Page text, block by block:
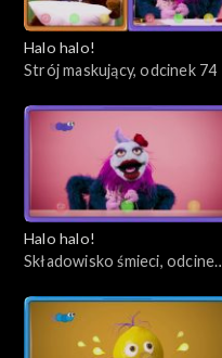
Halo halo!
Strój maskujący, odcinek 74
Halo halo!
Składowisko śmieci, odcinek